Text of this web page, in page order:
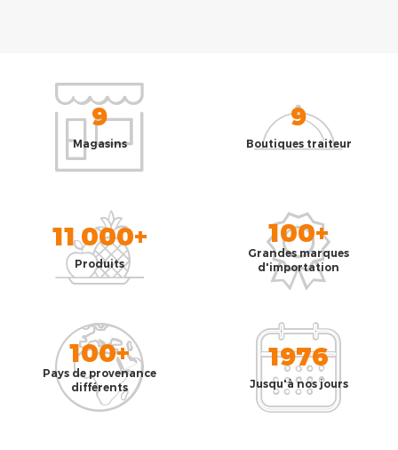
9
Magasins
9
Boutiques traiteur
11 000+
Produits
100+
Grandes marques
d'importation
100+
Pays de provenance
différents
1976
Jusqu'à nos jours